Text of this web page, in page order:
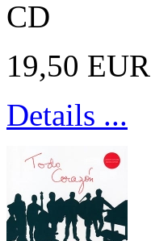
CD
19,50 EUR
Details ...